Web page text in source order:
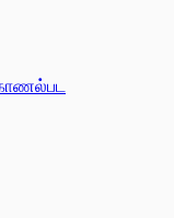
பட